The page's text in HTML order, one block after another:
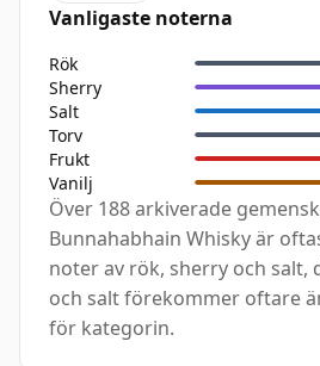
Vanligaste noterna
Rök
Sherry
Salt
Torv
Frukt
Vanilj
Över 188 arkiverade
Bunnahabhain Whisky är
noter av rök, sherry och salt,
och salt förekommer oftare
för kategorin.